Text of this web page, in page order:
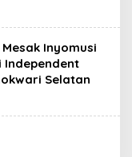
Inyomusi
Independent
Selatan